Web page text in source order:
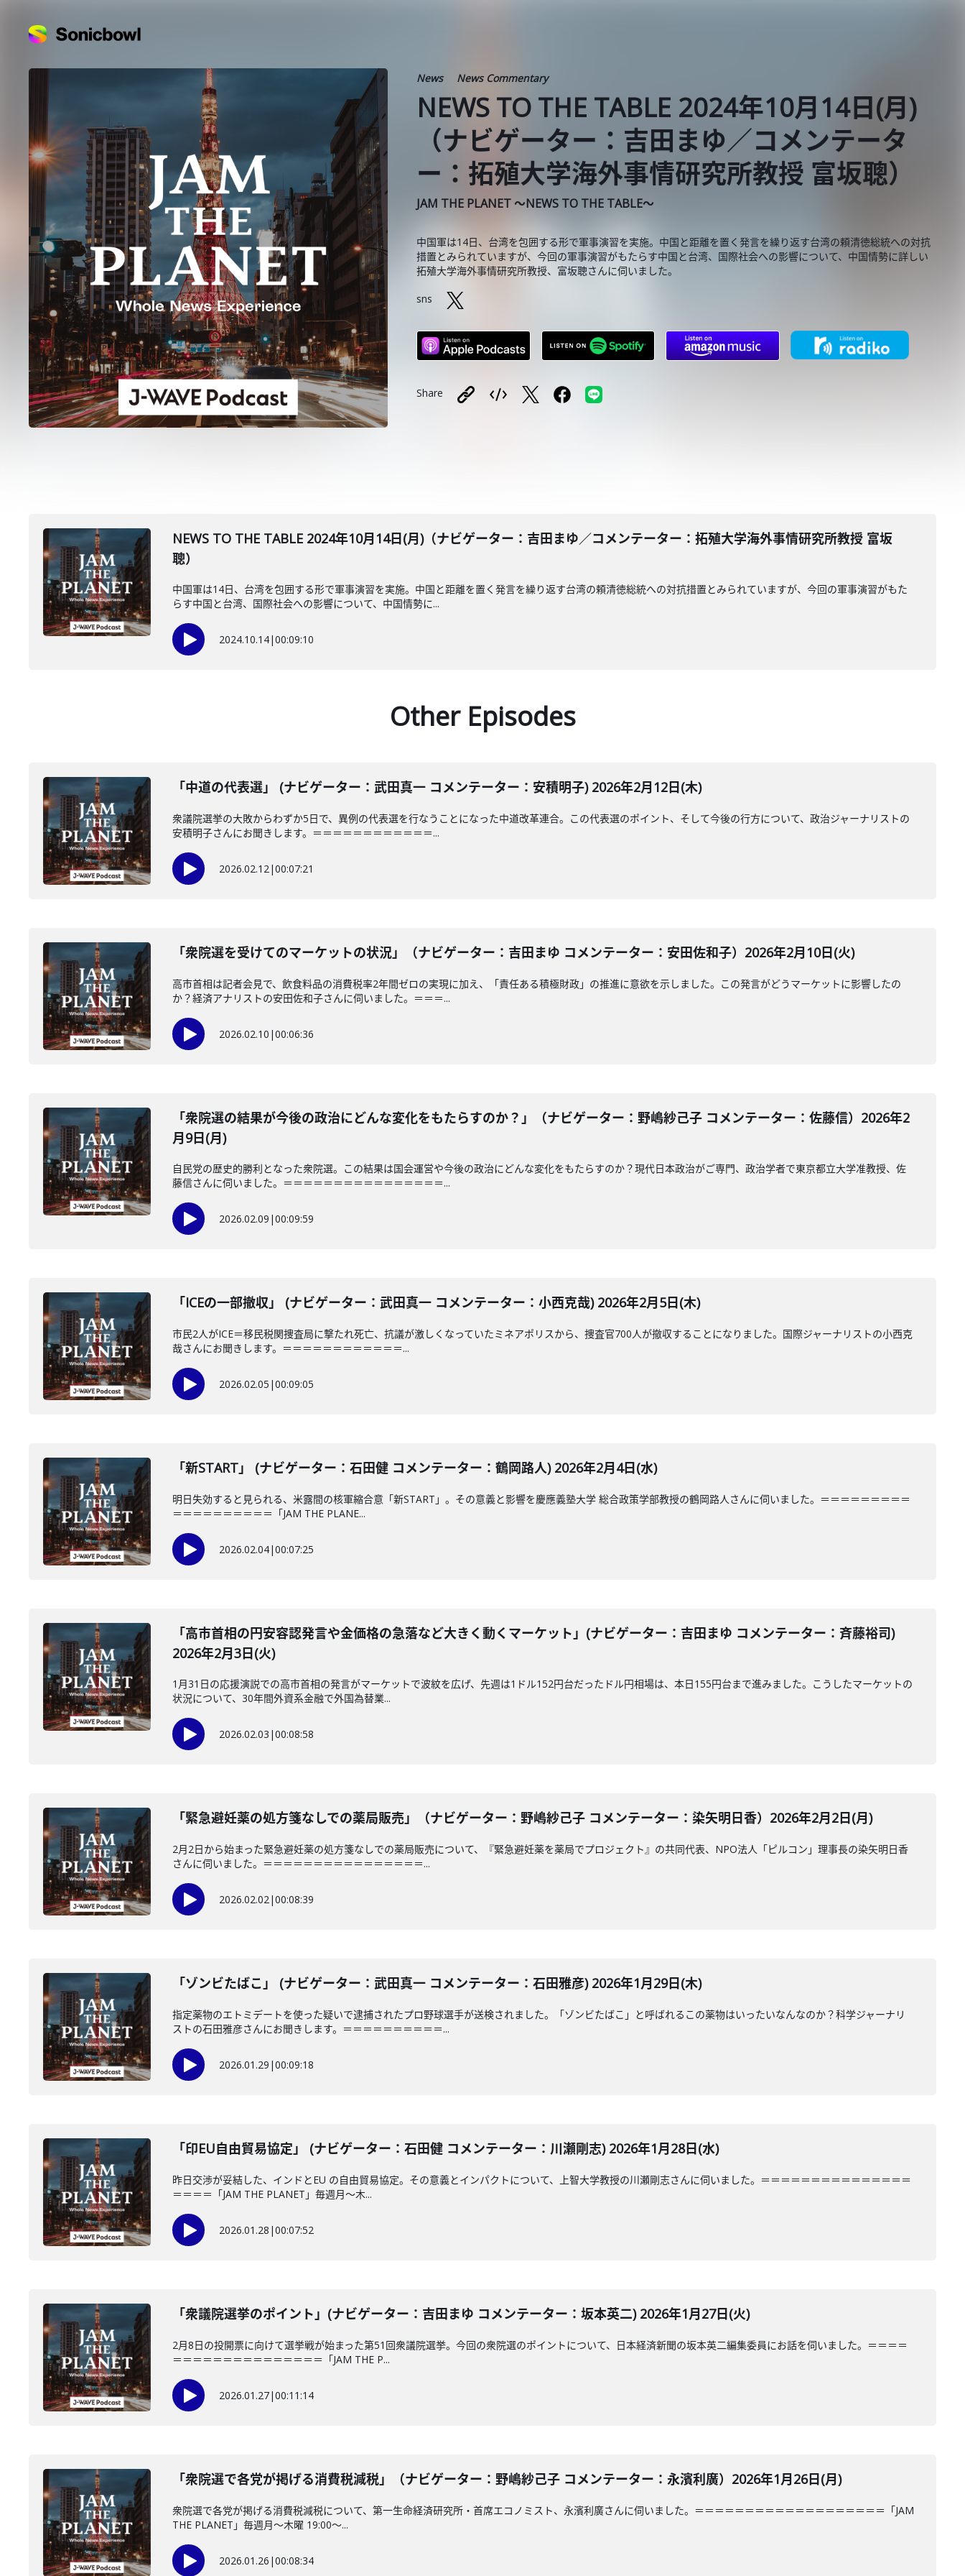
News News Commentary
NEWS TO THE TABLE 2024年10月14日(月)
（ナビゲーター：吉田まゆ／コメンテータ
ー：拓殖大学海外事情研究所教授 富坂聰）
JAM THE PLANET ～NEWS TO THE TABLE～
中国軍は14日、台湾を包囲する形で軍事演習を実施。中国と距離を置く発言を繰り返す台湾の頼清徳総統への対抗
措置とみられていますが、今回の軍事演習がもたらす中国と台湾、国際社会への影響について、中国情勢に詳しい
拓殖大学海外事情研究所教授、富坂聰さんに伺いました。
sns
Share
NEWS TO THE TABLE 2024年10月14日(月)（ナビゲーター：吉田まゆ／コメンテーター：拓殖大学海外事情研究所教授 富坂
聰）
中国軍は14日、台湾を包囲する形で軍事演習を実施。中国と距離を置く発言を繰り返す台湾の頼清徳総統への対抗措置とみられていますが、今回の軍事演習がもた
らす中国と台湾、国際社会への影響について、中国情勢に...
2024.10.14|00:09:10
Other Episodes
「中道の代表選」 (ナビゲーター：武田真一 コメンテーター：安積明子) 2026年2月12日(木)
衆議院選挙の大敗からわずか5日で、異例の代表選を行なうことになった中道改革連合。この代表選のポイント、そして今後の行方について、政治ジャーナリストの
安積明子さんにお聞きします。＝＝＝＝＝＝＝＝＝＝＝＝...
2026.02.12|00:07:21
「衆院選を受けてのマーケットの状況」（ナビゲーター：吉田まゆ コメンテーター：安田佐和子）2026年2月10日(火)
高市首相は記者会見で、飲食料品の消費税率2年間ゼロの実現に加え、「責任ある積極財政」の推進に意欲を示しました。この発言がどうマーケットに影響したの
か？経済アナリストの安田佐和子さんに伺いました。＝＝＝...
2026.02.10 |00:06:36
「衆院選の結果が今後の政治にどんな変化をもたらすのか？」（ナビゲーター：野嶋紗己子 コメンテーター：佐藤信）2026年2
月9日(月)
自民党の歴史的勝利となった衆院選。この結果は国会運営や今後の政治にどんな変化をもたらすのか？現代日本政治がご専門、政治学者で東京都立大学准教授、佐
藤信さんに伺いました。＝＝＝＝＝＝＝＝＝＝＝＝＝＝＝＝...
2026.02.09 |00:09:59
「ICEの一部撤収」 (ナビゲーター：武田真一 コメンテーター：小西克哉) 2026年2月5日(木)
市民2人がICE＝移民税関捜査局に撃たれ死亡、抗議が激しくなっていたミネアポリスから、捜査官700人が撤収することになりました。国際ジャーナリストの小西克
哉さんにお聞きします。＝＝＝＝＝＝＝＝＝＝＝＝...
2026.02.05 |00:09:05
「新START」 (ナビゲーター：石田健 コメンテーター：鶴岡路人) 2026年2月4日(水)
明日失効すると見られる、米露間の核軍縮合意「新START」。その意義と影響を慶應義塾大学 総合政策学部教授の鶴岡路人さんに伺いました。＝＝＝＝＝＝＝＝＝
＝＝＝＝＝＝＝＝＝＝「JAM THE PLANE...
2026.02.04|00:07:25
「高市首相の円安容認発言や金価格の急落など大きく動くマーケット」(ナビゲーター：吉田まゆ コメンテーター：斉藤裕司)
2026年2月3日(火)
1月31日の応援演説での高市首相の発言がマーケットで波紋を広げ、先週は1ドル152円台だったドル円相場は、本日155円台まで進みました。こうしたマーケットの
状況について、30年間外資系金融で外国為替業...
2026.02.03 |00:08:58
「緊急避妊薬の処方箋なしでの薬局販売」（ナビゲーター：野嶋紗己子 コメンテーター：染矢明日香）2026年2月2日(月)
2月2日から始まった緊急避妊薬の処方箋なしでの薬局販売について、『緊急避妊薬を薬局でプロジェクト』の共同代表、NPO法人「ピルコン」理事長の染矢明日香
さんに伺いました。＝＝＝＝＝＝＝＝＝＝＝＝＝＝＝＝...
2026.02.02|00:08:39
「ゾンビたばこ」 (ナビゲーター：武田真一 コメンテーター：石田雅彦) 2026年1月29日(木)
指定薬物のエトミデートを使った疑いで逮捕されたプロ野球選手が送検されました。「ゾンビたばこ」と呼ばれるこの薬物はいったいなんなのか？科学ジャーナリ
ストの石田雅彦さんにお聞きします。＝＝＝＝＝＝＝＝＝＝...
2026.01.29 |00:09:18
「印EU自由貿易協定」 (ナビゲーター：石田健 コメンテーター：川瀬剛志) 2026年1月28日(水)
昨日交渉が妥結した、インドとEU の自由貿易協定。その意義とインパクトについて、上智大学教授の川瀬剛志さんに伺いました。＝＝＝＝＝＝＝＝＝＝＝＝＝＝＝
＝＝＝＝「JAM THE PLANET」毎週月～木...
2026.01.28 |00:07:52
「衆議院選挙のポイント」(ナビゲーター：吉田まゆ コメンテーター：坂本英二) 2026年1月27日(火)
2月8日の投開票に向けて選挙戦が始まった第51回衆議院選挙。今回の衆院選のポイントについて、日本経済新聞の坂本英二編集委員にお話を伺いました。＝＝＝＝
＝＝＝＝＝＝＝＝＝＝＝＝＝＝＝「JAM THE P...
2026.01.27|00:11:14
「衆院選で各党が掲げる消費税減税」（ナビゲーター：野嶋紗己子 コメンテーター：永濱利廣）2026年1月26日(月)
衆院選で各党が掲げる消費税減税について、第一生命経済研究所・首席エコノミスト、永濱利廣さんに伺いました。＝＝＝＝＝＝＝＝＝＝＝＝＝＝＝＝＝＝＝「JAM
THE PLANET」毎週月～木曜 19:00～...
2026.01.26 |00:08:34